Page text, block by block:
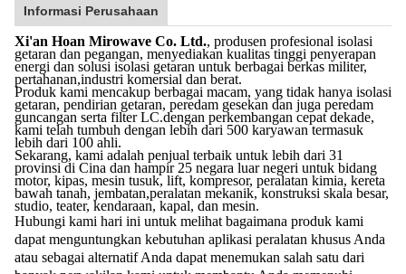
Informasi Perusahaan
Xi'an Hoan Mirowave Co. Ltd., produsen profesional isolasi
getaran dan pegangan, menyediakan kualitas tinggi penyerapan
energi dan solusi isolasi getaran untuk berbagai berkas militer,
pertahanan,industri komersial dan berat.
Produk kami mencakup berbagai macam, yang tidak hanya isolasi
getaran, pendirian getaran, peredam gesekan dan juga peredam
guncangan serta filter LC.dengan perkembangan cepat dekade,
kami telah tumbuh dengan lebih dari 500 karyawan termasuk
lebih dari 100 ahli.
Sekarang, kami adalah penjual terbaik untuk lebih dari 31
provinsi di Cina dan hampir 25 negara luar negeri untuk bidang
motor, kipas, mesin tusuk, lift, kompresor, peralatan kimia, kereta
bawah tanah, jembatan,peralatan mekanik, konstruksi skala besar,
studio, teater, kendaraan, kapal, dan mesin.
Hubungi kami hari ini untuk melihat bagaimana produk kami
dapat menguntungkan kebutuhan aplikasi peralatan khusus Anda
atau sebagai alternatif Anda dapat menemukan salah satu dari